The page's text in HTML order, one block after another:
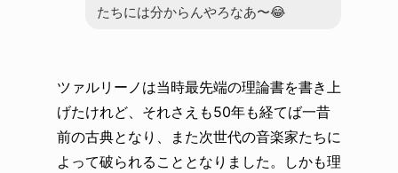
たちには分からんやろなあ〜😂
ツァルリーノは当時最先端の理論書を書き上
げたけれど、それさえも50年も経てば一昔
前の古典となり、また次世代の音楽家たちに
よって破られることとなりました。しかも理